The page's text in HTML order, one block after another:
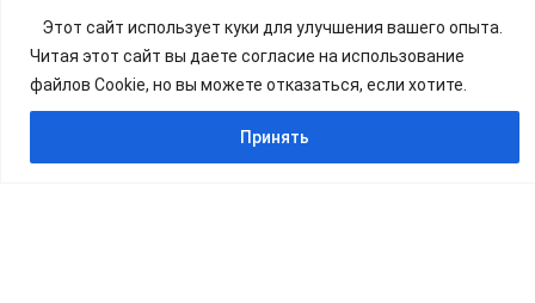
Этот сайт использует куки для улучшения вашего опыта.
Читая этот сайт вы даете согласие на использование
файлов Cookie, но вы можете отказаться, если хотите.
Принять
Intel Nova Lake-S:
технические характеристики,
памяти было у…
…Resident Evil Requiem полное
сканирование…